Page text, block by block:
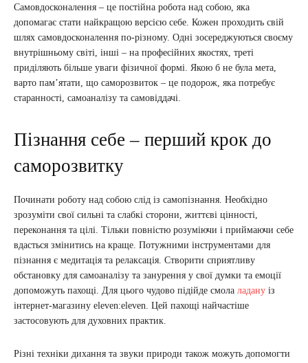
Самовдосконалення – це постійна робота над собою, яка
допомагає стати найкращою версією себе. Кожен проходить свій
шлях самовдосконалення по-різному. Одні зосереджуються своєму
внутрішньому світі, інші – на професійних якостях, треті
приділяють більше уваги фізичної формі. Якою б не була мета,
варто пам’ятати, що саморозвиток – це подорож, яка потребує
старанності, самоаналізу та самовіддачі.
Пізнання себе – перший крок до
саморозвитку
Починати роботу над собою слід із самопізнання. Необхідно
зрозуміти свої сильні та слабкі сторони, життєві цінності,
переконання та цілі. Тільки повністю розуміючи і приймаючи себе
вдасться змінитись на краще. Потужними інструментами для
пізнання є медитація та релаксація. Створити сприятливу
обстановку для самоаналізу та занурення у свої думки та емоції
допоможуть пахощі. Для цього чудово підійде смола ладану із
інтернет-магазину eleven:eleven. Цей пахощі найчастіше
застосовують для духовних практик.
Різні техніки дихання та звуки природи також можуть допомогти